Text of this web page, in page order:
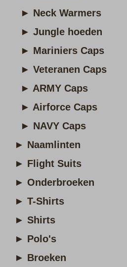
► Neck Warmers
► Jungle hoeden
► Mariniers Caps
► Veteranen Caps
► ARMY Caps
► Airforce Caps
► NAVY Caps
► Naamlinten
► Flight Suits
► Onderbroeken
► T-Shirts
► Shirts
► Polo's
► Broeken